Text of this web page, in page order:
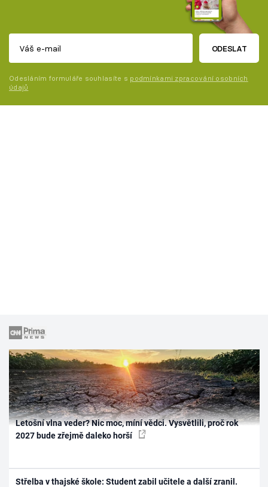
ODESLAT
Odesláním formuláře souhlasíte s podmínkami zpracování osobních
údajů
Letošní vlna veder? Nic moc, míní vědci. Vysvětlili, proč rok
2027 bude zřejmě daleko horší
Střelba v thajské škole: Student zabil učitele a další zranil.